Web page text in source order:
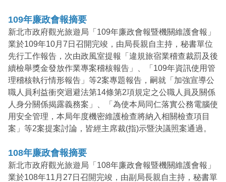
109年廉政會報摘要
新北市政府觀光旅遊局「109年廉政會報暨機關維護會報」
業於109年10月7日召開完竣，由局長親自主持，秘書單位
先行工作報告，次由政風室提報「違規旅宿業稽查裁罰及後
續檢舉獎金發放作業專案稽核報告」、「109年資訊使用管
理稽核執行情形報告」等2案專題報告，嗣就「加強宣導公
職人員利益衝突迴避法第14條第2項規定之公職人員及關係
人身分關係揭露義務案」、「為使本局同仁落實公務電腦使
用安全管理，本局年度機密維護檢查將納入相關檢查項目
案」等2案提案討論，皆經主席裁(指)示暨決議照案通過。
108年廉政會報摘要
新北市政府觀光旅遊局「108年廉政會報暨機關維護會報」
業於108年11月27日召開完竣，由副局長親自主持，秘書單